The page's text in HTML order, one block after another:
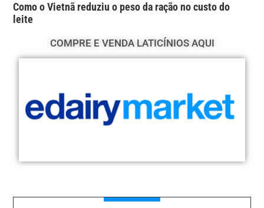
Como o Vietnã reduziu o peso da ração no custo do
leite
COMPRE E VENDA LATICÍNIOS AQUI